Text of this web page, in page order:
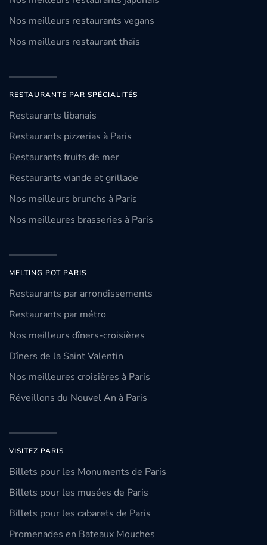
Nos meilleurs restaurants vegans
Nos meilleurs restaurant thaïs
RESTAURANTS PAR SPÉCIALITÉS
Restaurants libanais
Restaurants pizzerias à Paris
Restaurants fruits de mer
Restaurants viande et grillade
Nos meilleurs brunchs à Paris
Nos meilleures brasseries à Paris
MELTING POT PARIS
Restaurants par arrondissements
Restaurants par métro
Nos meilleurs dîners-croisières
Dîners de la Saint Valentin
Nos meilleures croisières à Paris
Réveillons du Nouvel An à Paris
VISITEZ PARIS
Billets pour les Monuments de Paris
Billets pour les musées de Paris
Billets pour les cabarets de Paris
Promenades en Bateaux Mouches